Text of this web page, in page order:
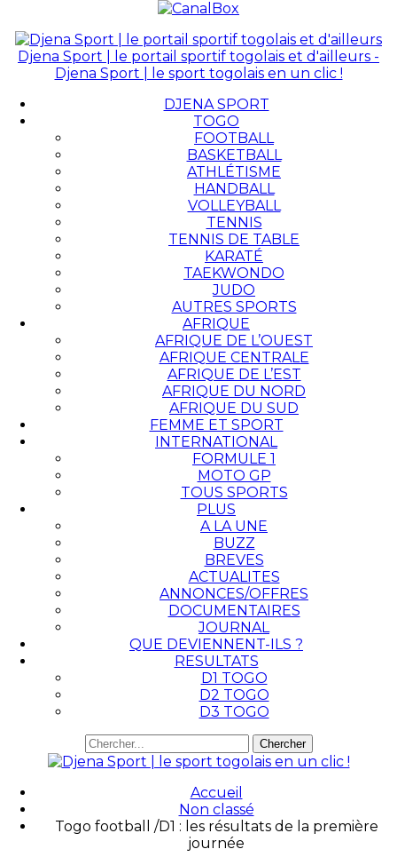
Djena Sport | le portail sportif togolais et d'ailleurs -
Djena Sport | le sport togolais en un clic !
DJENA SPORT
TOGO
FOOTBALL
BASKETBALL
ATHLÉTISME
HANDBALL
VOLLEYBALL
TENNIS
TENNIS DE TABLE
KARATÉ
TAEKWONDO
JUDO
AUTRES SPORTS
AFRIQUE
AFRIQUE DE L’OUEST
AFRIQUE CENTRALE
AFRIQUE DE L’EST
AFRIQUE DU NORD
AFRIQUE DU SUD
FEMME ET SPORT
INTERNATIONAL
FORMULE 1
MOTO GP
TOUS SPORTS
PLUS
A LA UNE
BUZZ
BREVES
ACTUALITES
ANNONCES/OFFRES
DOCUMENTAIRES
JOURNAL
QUE DEVIENNENT-ILS ?
RESULTATS
D1 TOGO
D2 TOGO
D3 TOGO
Accueil
Non classé
Togo football /D1 : les résultats de la première
journée